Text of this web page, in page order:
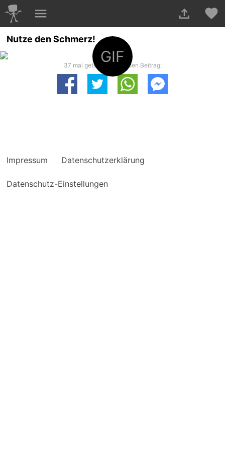
Nutze den Schmerz!
GIF
37 mal geteilt. Teile diesen Beitrag:
Impressum Datenschutzerklärung
Datenschutz-Einstellungen